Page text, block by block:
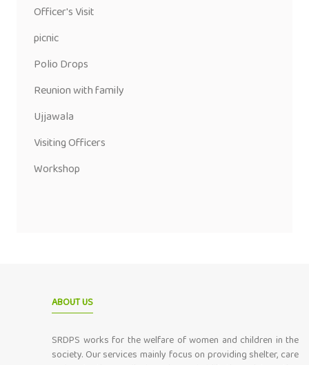
Officer's Visit
picnic
Polio Drops
Reunion with family
Ujjawala
Visiting Officers
Workshop
ABOUT US
SRDPS works for the welfare of women and children in the
society. Our services mainly focus on providing shelter, care